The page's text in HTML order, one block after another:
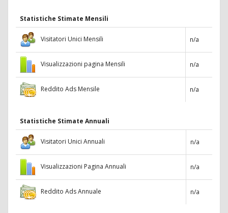
Statistiche Stimate Mensili
Visitatori Unici Mensili n/a
Visualizzazioni pagina Mensili n/a
Reddito Ads Mensile n/a
Statistiche Stimate Annuali
Visitatori Unici Annuali n/a
Visualizzazioni Pagina Annuali n/a
Reddito Ads Annuale n/a